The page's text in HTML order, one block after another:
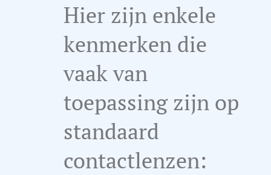
Hier zijn enkele
kenmerken die
vaak van
toepassing zijn op
standaard
contactlenzen: